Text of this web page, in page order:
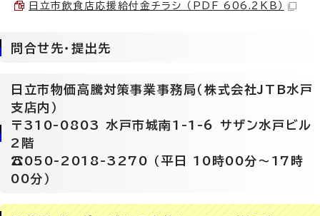
日立市飲食店応援給付金チラシ （PDF 606.2KB）
問合せ先・提出先
日立市物価高騰対策事業事務局（株式会社JTB水戸
支店内）
〒310-0803 水戸市城南1-1-6 サザン水戸ビル
2階
☎050-2018-3270 （平日 10時00分～17時
00分）